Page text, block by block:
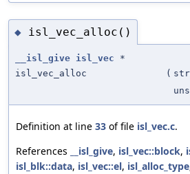
◆ isl_vec_alloc()
__isl_give isl_vec *
isl_vec_alloc
(
Definition at line 33 of file isl_vec.c.
References
__isl_give, isl_vec::block,
isl_blk::data, isl_vec::el, isl_alloc_type